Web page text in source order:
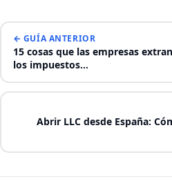
← GUÍA ANTERIOR
15 cosas que las empresas
los impuestos…
Abrir LLC desde España: